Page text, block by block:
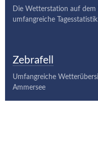
Die Wetterstation auf dem
umfangreiche Tagesstatistik
Zebrafell
Umfangreiche
Ammersee